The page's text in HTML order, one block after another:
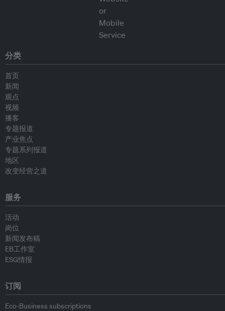
分类
首页
新闻
观点
视频
播客
专题报道
产业焦点
专题系列报道
地区
改变经营之道
服务
活动
岗位
新闻发布稿
EB工作室
ESG情报
订阅
Eco-Business subscriptions